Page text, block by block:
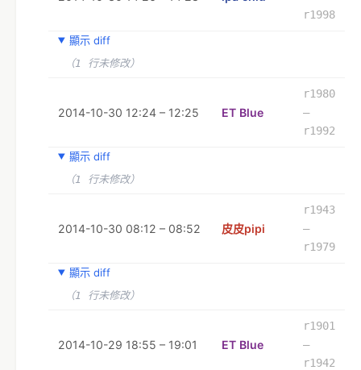
r1998
顯示 diff
（1 行未修改）
2014-10-30 12:24 – 12:25 ET Blue
r1980
–
r1992
顯示 diff
（1 行未修改）
2014-10-30 08:12 – 08:52 皮皮pipi
r1943
–
r1979
顯示 diff
（1 行未修改）
2014-10-29 18:55 – 19:01 ET Blue
r1901
–
r1942